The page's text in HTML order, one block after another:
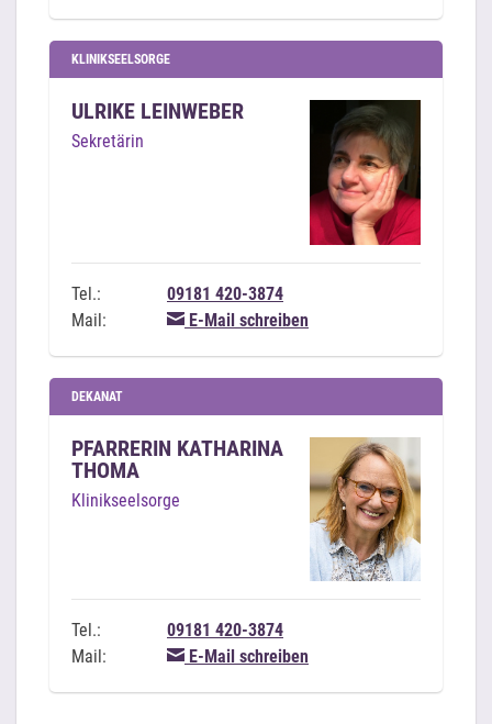
KLINIKSEELSORGE
ULRIKE LEINWEBER
Sekretärin
Tel.:
09181 420-3874
Mail:
E-Mail schreiben
DEKANAT
PFARRERIN KATHARINA
THOMA
Klinikseelsorge
Tel.:
09181 420-3874
Mail:
E-Mail schreiben